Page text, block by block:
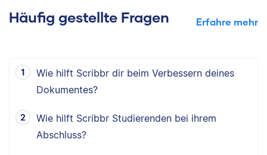
Häufig gestellte Fragen Erfahre mehr
Wie hilft Scribbr dir beim Verbessern deines
Dokumentes?
Wie hilft Scribbr Studierenden bei ihrem
Abschluss?